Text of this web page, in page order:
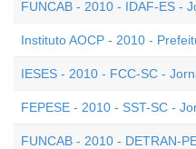
FUNCAB - 2010 - IDAF-ES -
Instituto AOCP - 2010 -
IESES - 2010 - FCC-SC -
FEPESE - 2010 - SST-SC -
FUNCAB - 2010 - DETRAN-